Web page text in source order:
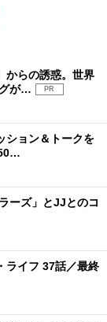
からの誘惑。世界
が…
PR
ション＆トークを
ーズ」とJJとのコ
ライフ 37話／最終